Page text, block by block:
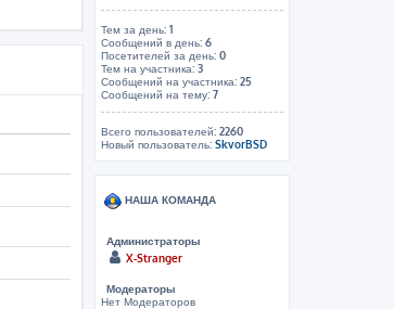
Тем за день: 1
Сообщений в день: 6
Посетителей за день: 0
Тем на участника: 3
Сообщений на участника: 25
Сообщений на тему: 7
Всего пользователей: 2260
Новый пользователь: SkvorBSD
НАША КОМАНДА
Администраторы
X-Stranger
Модераторы
Нет Модераторов